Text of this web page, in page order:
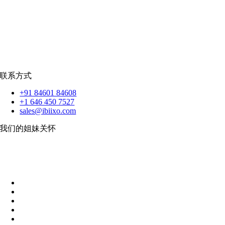
联系方式
+91 84601 84608
+1 646 450 7527
sales@ibiixo.com
我们的姐妹关怀